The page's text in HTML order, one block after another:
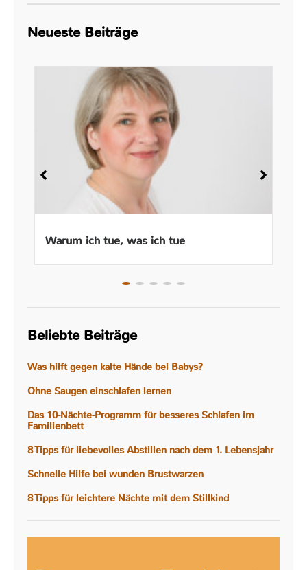
Neueste Beiträge
Warum ich tue, was ich tue
Beliebte Beiträge
Was hilft gegen kalte Hände bei Babys?
Ohne Saugen einschlafen lernen
Das 10-Nächte-Programm für besseres Schlafen im
Familienbett
8 Tipps für liebevolles Abstillen nach dem 1. Lebensjahr
Schnelle Hilfe bei wunden Brustwarzen
8 Tipps für leichtere Nächte mit dem Stillkind